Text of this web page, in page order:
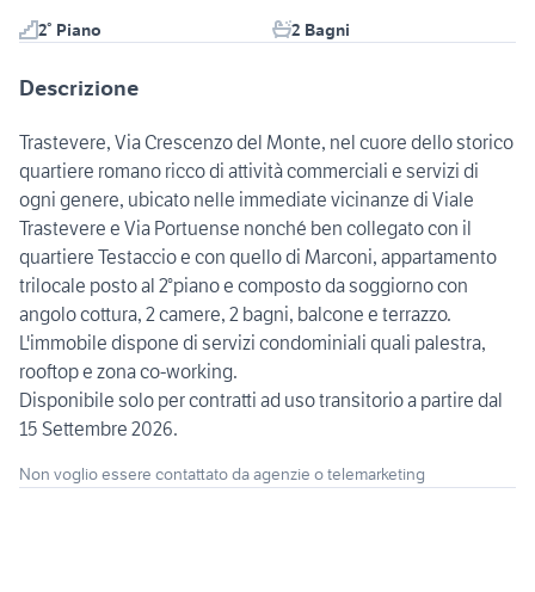
2° Piano
2 Bagni
Descrizione
Trastevere, Via Crescenzo del Monte, nel cuore dello storico
quartiere romano ricco di attività commerciali e servizi di
ogni genere, ubicato nelle immediate vicinanze di Viale
Trastevere e Via Portuense nonché ben collegato con il
quartiere Testaccio e con quello di Marconi, appartamento
trilocale posto al 2°piano e composto da soggiorno con
angolo cottura, 2 camere, 2 bagni, balcone e terrazzo.
L'immobile dispone di servizi condominiali quali palestra,
rooftop e zona co-working.
Disponibile solo per contratti ad uso transitorio a partire dal
15 Settembre 2026.
Non voglio essere contattato da agenzie o telemarketing